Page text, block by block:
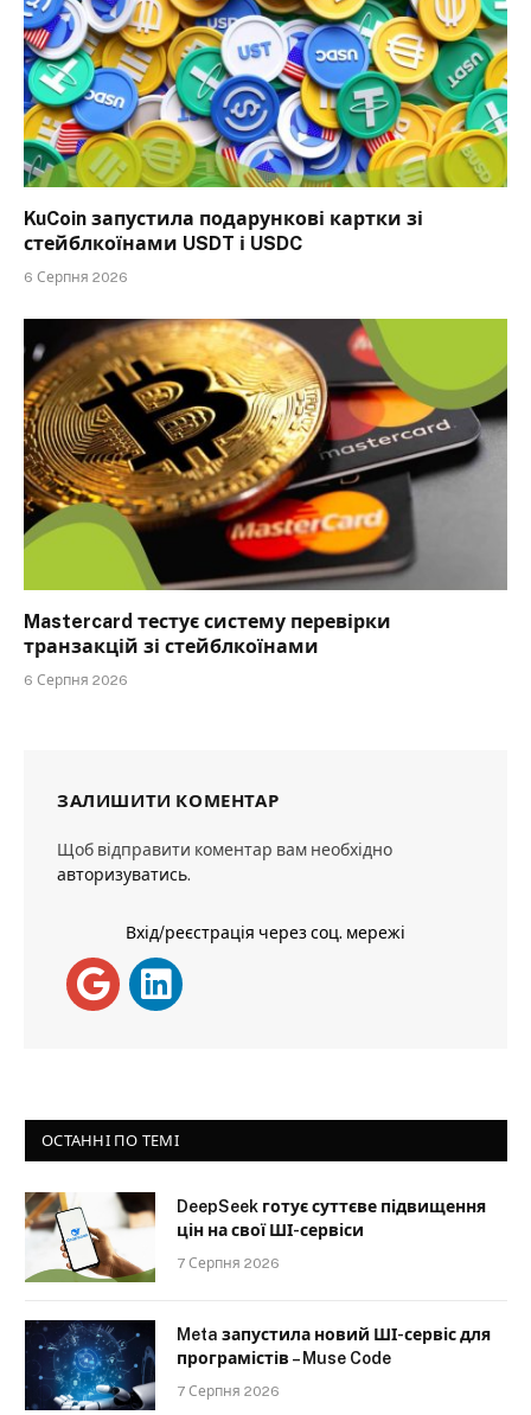
KuCoin запустила подарункові картки зі
стейблкоїнами USDT і USDC
6 Серпня 2026
Mastercard тестує систему перевірки
транзакцій зі стейблкоїнами
6 Серпня 2026
ЗАЛИШИТИ КОМЕНТАР
Щоб відправити коментар вам необхідно
авторизуватись.
Вхід/реєстрація через соц. мережі
ОСТАННІ ПО ТЕМІ
DeepSeek готує суттєве підвищення
цін на свої ШІ-сервіси
7 Серпня 2026
Meta запустила новий ШІ-сервіс для
програмістів – Muse Code
7 Серпня 2026